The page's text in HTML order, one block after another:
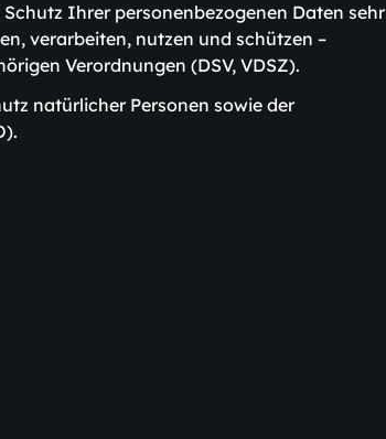
Ihrer personenbezogenen Daten sehr
verarbeiten, nutzen und schützen –
Verordnungen (DSV, VDSZ).
natürlicher Personen sowie der